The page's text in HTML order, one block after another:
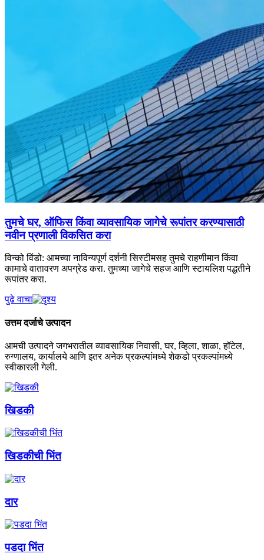
तुमचे घर, ऑफिस किंवा व्यावसायिक जागेचे रूपांतर करण्यासाठी
नवीन प्रणाली विकसित करा
विन्को विंडो: आमच्या नाविन्यपूर्ण दर्शनी सिस्टीमसह तुमचे राहणीमान किंवा
कामाचे वातावरण अपग्रेड करा. तुमच्या जागेचे सहज आणि स्टायलिश पद्धतीने
रूपांतर करा.
पुढे वाचा
उत्तम दर्जाचे उत्पादन
आमची उत्पादने जगभरातील व्यावसायिक निवासी, घर, व्हिला, शाळा, हॉटेल,
रुग्णालय, कार्यालये आणि इतर अनेक प्रकल्पांमध्ये शेकडो प्रकल्पांमध्ये
स्वीकारली गेली.
खिडकी
खिडकीची भिंत
दार
पडदा भिंत